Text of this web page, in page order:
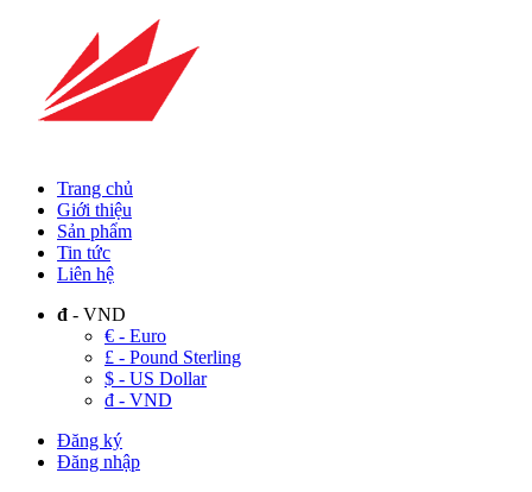
Trang chủ
Giới thiệu
Sản phẩm
Tin tức
Liên hệ
đ - VND
€ - Euro
£ - Pound Sterling
$ - US Dollar
đ - VND
Đăng ký
Đăng nhập